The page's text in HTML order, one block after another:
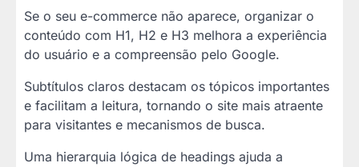
Se o seu e-commerce não aparece, organizar o
conteúdo com H1, H2 e H3 melhora a experiência
do usuário e a compreensão pelo Google.
Subtítulos claros destacam os tópicos importantes
e facilitam a leitura, tornando o site mais atraente
para visitantes e mecanismos de busca.
Uma hierarquia lógica de headings ajuda a